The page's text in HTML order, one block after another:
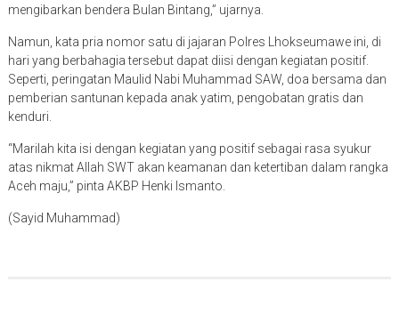
mengibarkan bendera Bulan Bintang,” ujarnya.
Namun, kata pria nomor satu di jajaran Polres Lhokseumawe ini, di
hari yang berbahagia tersebut dapat diisi dengan kegiatan positif.
Seperti, peringatan Maulid Nabi Muhammad SAW, doa bersama dan
pemberian santunan kepada anak yatim, pengobatan gratis dan
kenduri.
“Marilah kita isi dengan kegiatan yang positif sebagai rasa syukur
atas nikmat Allah SWT akan keamanan dan ketertiban dalam rangka
Aceh maju,” pinta AKBP Henki Ismanto.
(Sayid Muhammad)